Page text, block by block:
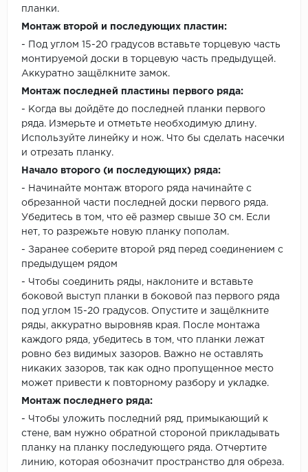
планки.
Монтаж второй и последующих пластин:
- Под углом 15-20 градусов вставьте торцевую часть
монтируемой доски в торцевую часть предыдущей.
Аккуратно защёлкните замок.
Монтаж последней пластины первого ряда:
- Когда вы дойдёте до последней планки первого
ряда. Измерьте и отметьте необходимую длину.
Используйте линейку и нож. Что бы сделать насечки
и отрезать планку.
Начало второго (и последующих) ряда:
- Начинайте монтаж второго ряда начинайте с
обрезанной части последней доски первого ряда.
Убедитесь в том, что её размер свыше 30 см. Если
нет, то разрежьте новую планку пополам.
- Заранее соберите второй ряд перед соединением с
предыдущем рядом
- Чтобы соединить ряды, наклоните и вставьте
боковой выступ планки в боковой паз первого ряда
под углом 15-20 градусов. Опустите и защёлкните
ряды, аккуратно выровняв края. После монтажа
каждого ряда, убедитесь в том, что планки лежат
ровно без видимых зазоров. Важно не оставлять
никаких зазоров, так как одно пропущенное место
может привести к повторному разбору и укладке.
Монтаж последнего ряда:
- Чтобы уложить последний ряд, примыкающий к
стене, вам нужно обратной стороной прикладывать
планку на планку последующего ряда. Отчертите
линию, которая обозначит пространство для обреза.